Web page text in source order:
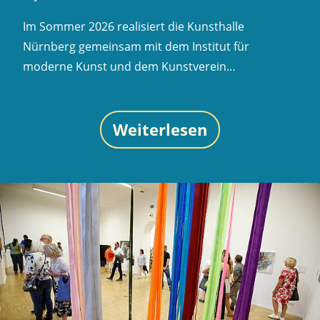
Im Sommer 2026 realisiert die Kunsthalle
Nürnberg gemeinsam mit dem Institut für
moderne Kunst und dem Kunstverein…
Weiterlesen